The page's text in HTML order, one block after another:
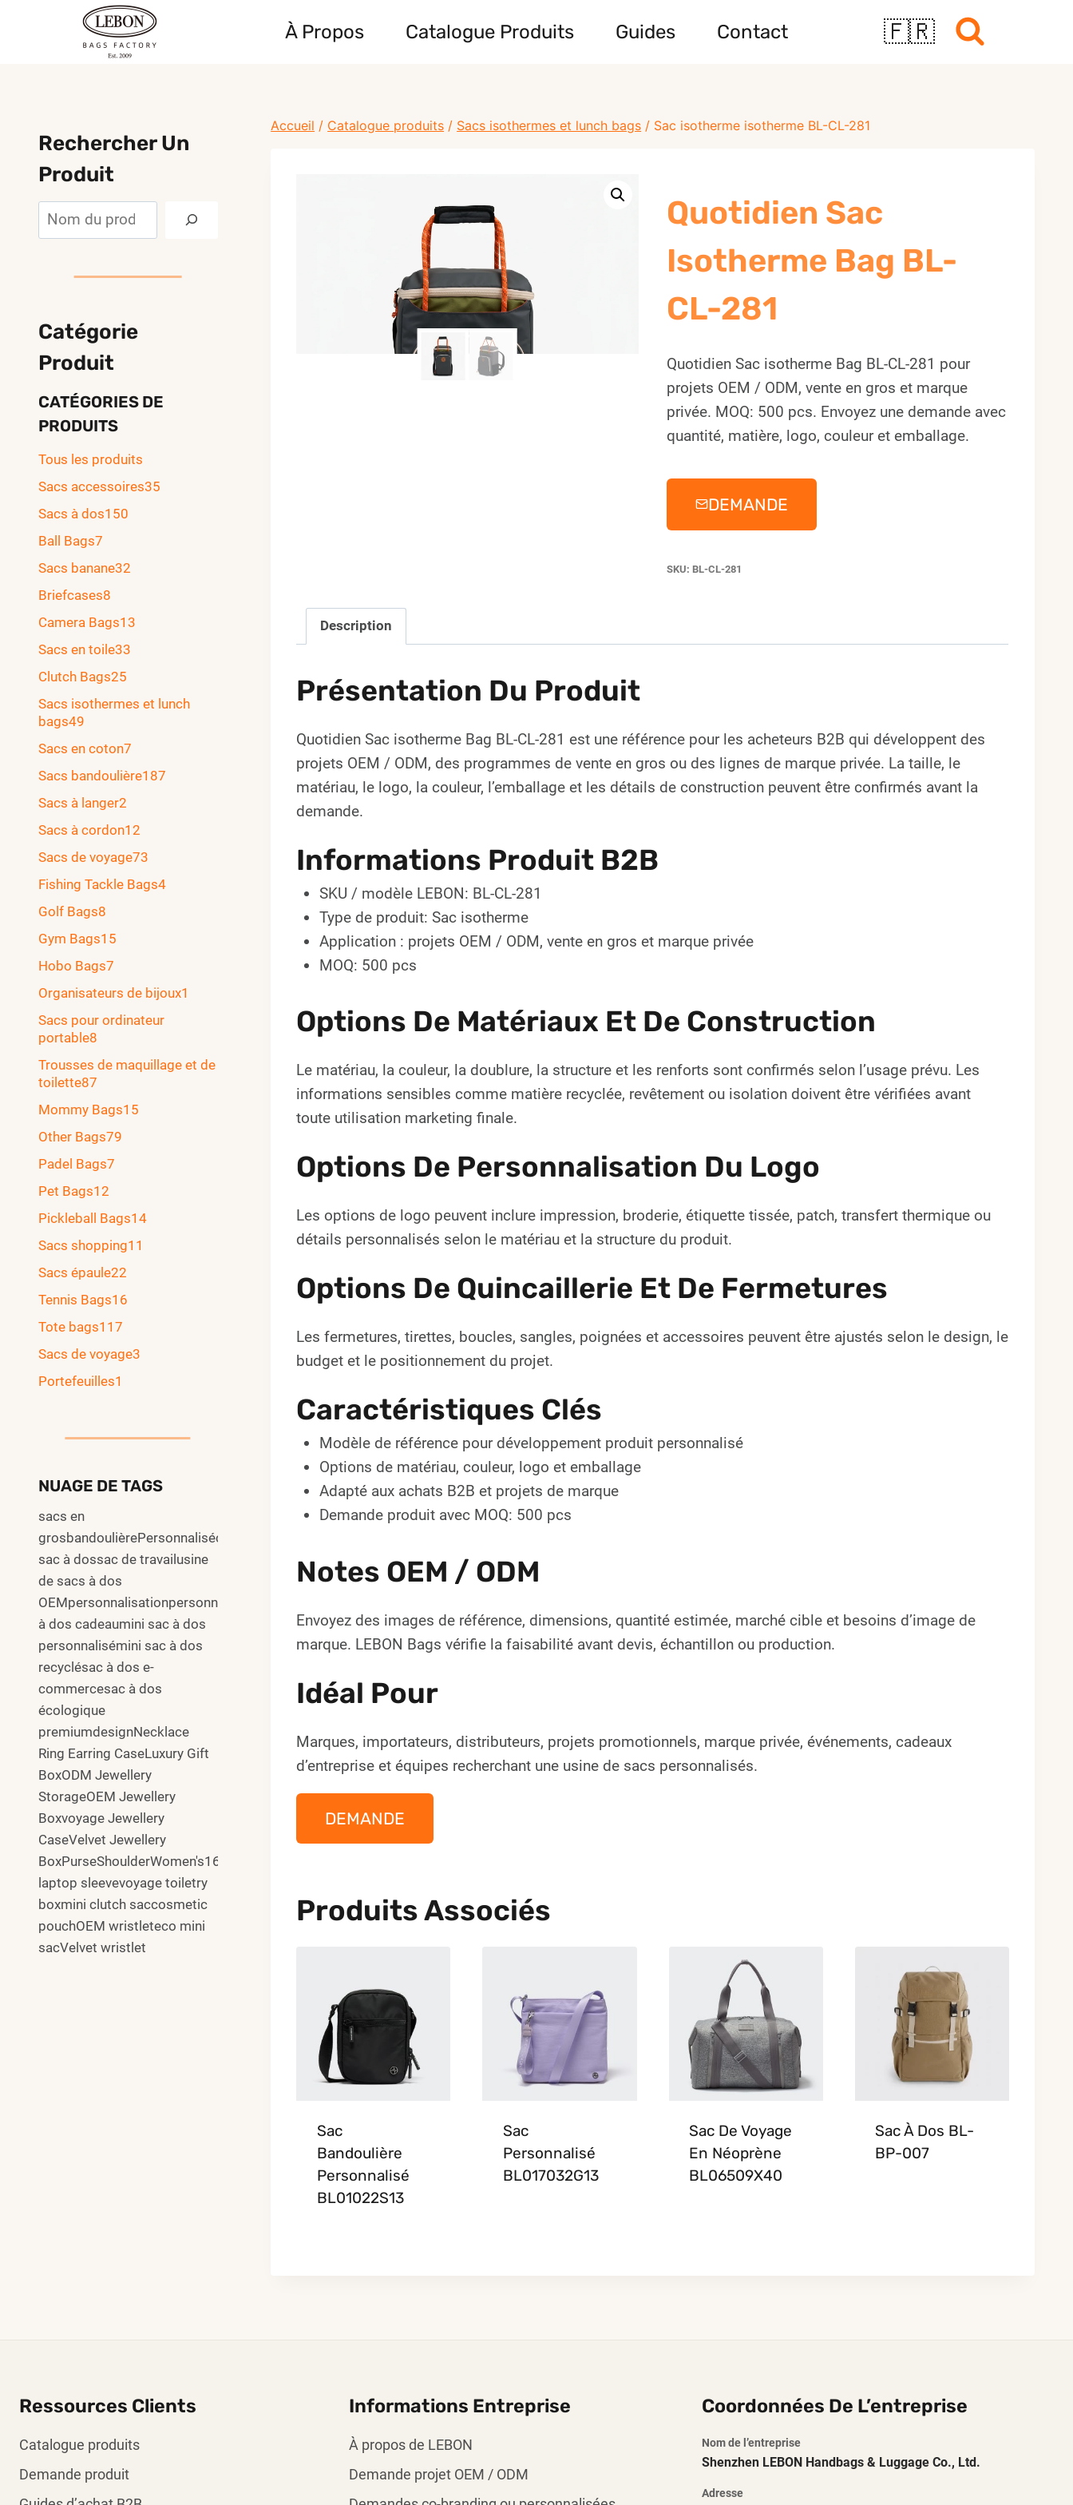
À Propos Catalogue Produits Guides Contact 🇫🇷
Accueil / Catalogue produits / Sacs isothermes et lunch bags / Sac isotherme isotherme BL-CL-281
Quotidien Sac
Isotherme Bag BL-
CL-281
Quotidien Sac isotherme Bag BL-CL-281 pour
projets OEM / ODM, vente en gros et marque
privée. MOQ: 500 pcs. Envoyez une demande avec
quantité, matière, logo, couleur et emballage.
DEMANDE
SKU:BL-CL-281
Description
Présentation Du Produit
Quotidien Sac isotherme Bag BL-CL-281 est une référence pour les acheteurs B2B qui développent des
projets OEM / ODM, des programmes de vente en gros ou des lignes de marque privée. La taille, le
matériau, le logo, la couleur, l’emballage et les détails de construction peuvent être confirmés avant la
demande.
Informations Produit B2B
SKU / modèle LEBON: BL-CL-281
Type de produit: Sac isotherme
Application : projets OEM / ODM, vente en gros et marque privée
MOQ: 500 pcs
Options De Matériaux Et De Construction
Le matériau, la couleur, la doublure, la structure et les renforts sont confirmés selon l’usage prévu. Les
informations sensibles comme matière recyclée, revêtement ou isolation doivent être vérifiées avant
toute utilisation marketing finale.
Options De Personnalisation Du Logo
Les options de logo peuvent inclure impression, broderie, étiquette tissée, patch, transfert thermique ou
détails personnalisés selon le matériau et la structure du produit.
Options De Quincaillerie Et De Fermetures
Les fermetures, tirettes, boucles, sangles, poignées et accessoires peuvent être ajustés selon le design, le
budget et le positionnement du projet.
Caractéristiques Clés
Modèle de référence pour développement produit personnalisé
Options de matériau, couleur, logo et emballage
Adapté aux achats B2B et projets de marque
Demande produit avec MOQ: 500 pcs
Notes OEM / ODM
Envoyez des images de référence, dimensions, quantité estimée, marché cible et besoins d’image de
marque. LEBON Bags vérifie la faisabilité avant devis, échantillon ou production.
Idéal Pour
Marques, importateurs, distributeurs, projets promotionnels, marque privée, événements, cadeaux
d’entreprise et équipes recherchant une usine de sacs personnalisés.
DEMANDE
Produits Associés
Sac
Bandoulière
Personnalisé
BL01022S13
Sac
Personnalisé
BL017032G13
Sac De Voyage
En Néoprène
BL06509X40
Sac À Dos BL-
BP-007
Rechercher Un
Produit
Rechercher
Catégorie
Produit
CATÉGORIES DE
PRODUITS
Tous les produits
Sacs accessoires35
Sacs à dos150
Ball Bags7
Sacs banane32
Briefcases8
Camera Bags13
Sacs en toile33
Clutch Bags25
Sacs isothermes et lunch
bags49
Sacs en coton7
Sacs bandoulière187
Sacs à langer2
Sacs à cordon12
Sacs de voyage73
Fishing Tackle Bags4
Golf Bags8
Gym Bags15
Hobo Bags7
Organisateurs de bijoux1
Sacs pour ordinateur
portable8
Trousses de maquillage et de
toilette87
Mommy Bags15
Other Bags79
Padel Bags7
Pet Bags12
Pickleball Bags14
Sacs shopping11
Sacs épaule22
Tennis Bags16
Tote bags117
Sacs de voyage3
Portefeuilles1
NUAGE DE TAGS
sacs en
grosbandoulièrePersonnalisécommuter
sac à dossac de travailusine
de sacs à dos
OEMpersonnalisationpersonnalisersac
à dos cadeaumini sac à dos
personnalisémini sac à dos
recyclésac à dos e-
commercesac à dos
écologique
premiumdesignNecklace
Ring Earring CaseLuxury Gift
BoxODM Jewellery
StorageOEM Jewellery
Boxvoyage Jewellery
CaseVelvet Jewellery
BoxPurseShoulderWomen's16"
laptop sleevevoyage toiletry
boxmini clutch saccosmetic
pouchOEM wristleteco mini
sacVelvet wristlet
Ressources Clients
Catalogue produits
Demande produit
Informations Entreprise
À propos de LEBON
Demande projet OEM / ODM
Coordonnées De L’entreprise
Nom de l’entreprise
Shenzhen LEBON Handbags & Luggage Co., Ltd.
Adresse